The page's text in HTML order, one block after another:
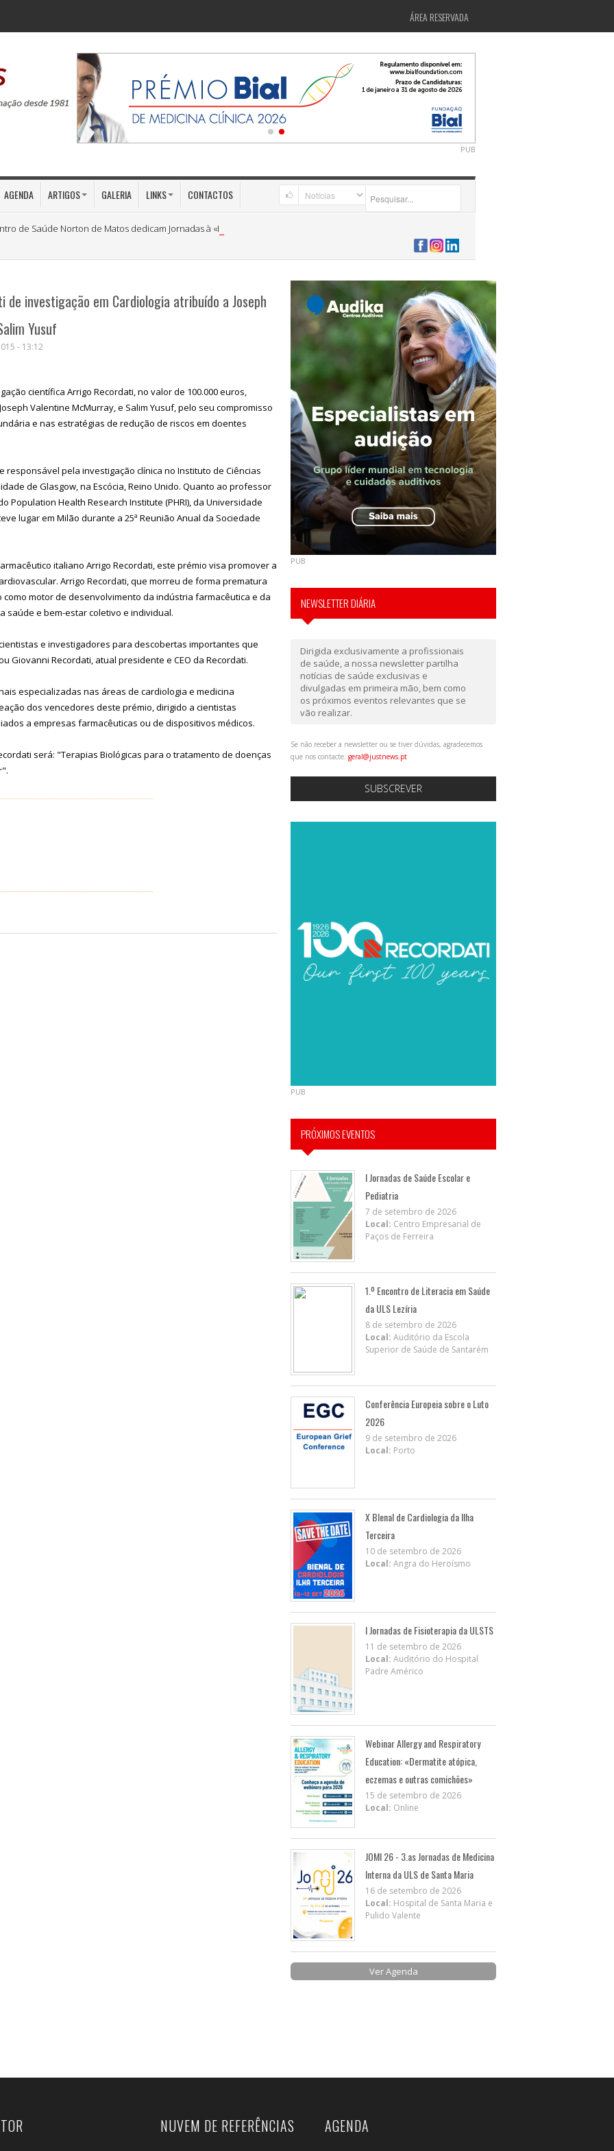
ÁREA RESERVADA
PUB
AGENDA ARTIGOS GALERIA LINKS CONTACTOS
de Saúde Norton de Matos dedicam Jornadas à «Medicina Preventiva»
de investigação em Cardiologia atribuído a Joseph
Yusuf
- 13:12
científica Arrigo Recordati, no valor de 100.000 euros,
Valentine McMurray, e Salim Yusuf, pelo seu compromisso
e nas estratégias de redução de riscos em doentes
responsável pela investigação clínica no Instituto de Ciências
de Glasgow, na Escócia, Reino Unido. Quanto ao professor
Population Health Research Institute (PHRI), da Universidade
lugar em Milão durante a 25ª Reunião Anual da Sociedade
italiano Arrigo Recordati, este prémio visa promover a
Arrigo Recordati, que morreu de forma prematura
motor de desenvolvimento da indústria farmacêutica e da
saúde e bem-estar coletivo e individual.
e investigadores para descobertas importantes que
Giovanni Recordati, atual presidente e CEO da Recordati.
especializadas nas áreas de cardiologia e medicina
dos vencedores deste prémio, dirigido a cientistas
a empresas farmacêuticas ou de dispositivos médicos.
será: "Terapias Biológicas para o tratamento de doenças
PUB
NEWSLETTER DIÁRIA
Dirigida exclusivamente a profissionais
de saúde, a nossa newsletter partilha
notícias de saúde exclusivas e
divulgadas em primeira mão, bem como
os próximos eventos relevantes que se
vão realizar.
Se não receber a newsletter ou se tiver dúvidas, agradecemos
que nos contacte: geral@justnews.pt
SUBSCREVER
PUB
PRÓXIMOS EVENTOS
I Jornadas de Saúde Escolar e
Pediatria
7 de setembro de 2026
Local: Centro Empresarial de
Paços de Ferreira
1.º Encontro de Literacia em Saúde
da ULS Lezíria
8 de setembro de 2026
Local: Auditório da Escola
Superior de Saúde de Santarém
Conferência Europeia sobre o Luto
2026
9 de setembro de 2026
Local: Porto
X BIenal de Cardiologia da Ilha
Terceira
10 de setembro de 2026
Local: Angra do Heroísmo
I Jornadas de Fisioterapia da ULSTS
11 de setembro de 2026
Local: Auditório do Hospital
Padre Américo
Webinar Allergy and Respiratory
Education: «Dermatite atópica,
eczemas e outras comichões»
15 de setembro de 2026
Local: Online
JOMI 26 - 3.as Jornadas de Medicina
Interna da ULS de Santa Maria
16 de setembro de 2026
Local: Hospital de Santa Maria e
Pulido Valente
Ver Agenda
NUVEM DE REFERÊNCIAS AGENDA